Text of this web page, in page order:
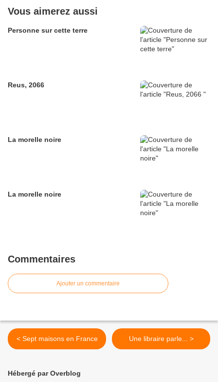
Vous aimerez aussi
Personne sur cette terre
Reus, 2066
La morelle noire
La morelle noire
Commentaires
Ajouter un commentaire
< Sept maisons en France Une libraire parle... >
Hébergé par Overblog